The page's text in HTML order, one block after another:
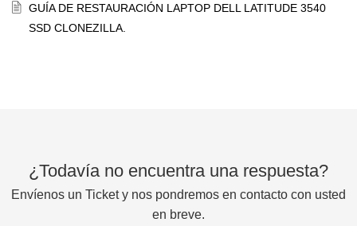
GUÍA DE RESTAURACIÓN LAPTOP DELL LATITUDE 3540
SSD CLONEZILLA.
¿Todavía no encuentra una respuesta?
Envíenos un Ticket y nos pondremos en contacto con usted
en breve.